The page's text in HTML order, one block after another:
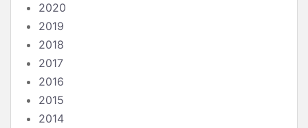
2020
2019
2018
2017
2016
2015
2014